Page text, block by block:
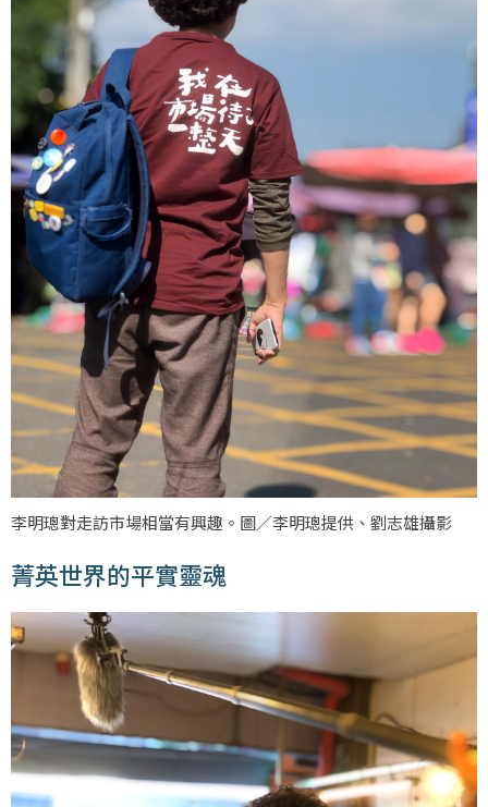
李明璁對走訪市場相當有興趣。圖／李明璁提供、劉志雄攝影
菁英世界的平實靈魂